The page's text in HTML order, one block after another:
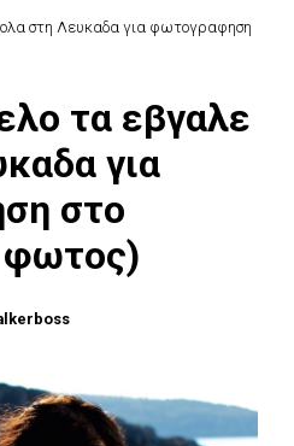
στη Λευκαδα για φωτογραφηση
τα εβγαλε
για
στο
φωτος)